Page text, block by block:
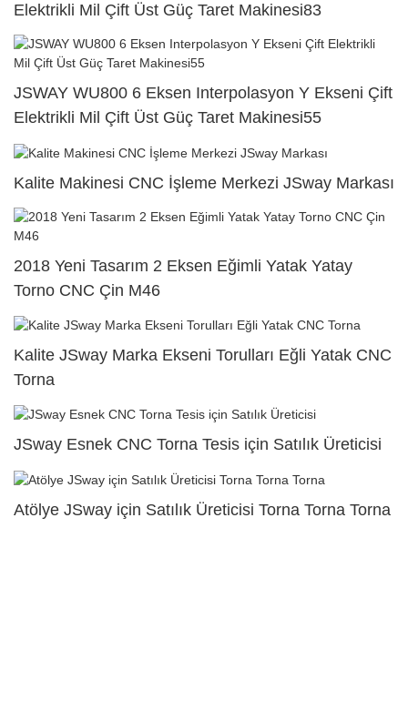
Elektrikli Mil Çift Üst Güç Taret Makinesi83
JSWAY WU800 6 Eksen Interpolasyon Y Ekseni Çift
Elektrikli Mil Çift Üst Güç Taret Makinesi55
Kalite Makinesi CNC İşleme Merkezi JSway Markası
2018 Yeni Tasarım 2 Eksen Eğimli Yatak Yatay
Torno CNC Çin M46
Kalite JSway Marka Ekseni Torulları Eğli Yatak CNC
Torna
JSway Esnek CNC Torna Tesis için Satılık Üreticisi
Atölye JSway için Satılık Üreticisi Torna Torna Torna